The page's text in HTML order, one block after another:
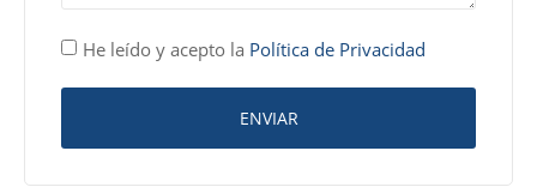
He leído y acepto la Política de Privacidad
ENVIAR